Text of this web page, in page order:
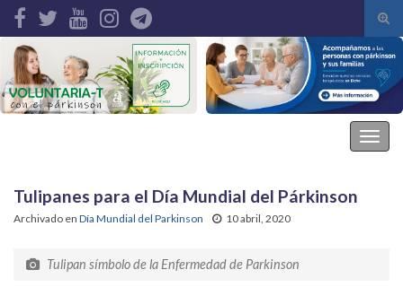
de
Search for:
Tulipanes para el Día Mundial del Párkinson
Archivado en Día Mundial del Parkinson 10 abril, 2020
Tulipan símbolo de la Enfermedad de Parkinson